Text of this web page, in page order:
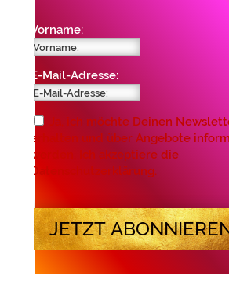
Vorname:
E-Mail-Adresse:
Ja, ich möchte Deinen
erhalten und über Angebote
werden. Ich akzeptiere die
Datenschutzerklärung.
JETZT